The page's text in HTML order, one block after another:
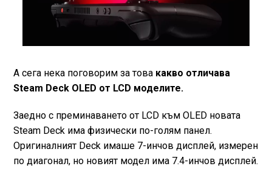
А сега нека поговорим за товакакво отличава
Steam Deck OLED от LCD моделите.
Заедно с преминаването от LCD към OLED новата
Steam Deck има физически по-голям панел.
Оригиналният Deck имаше 7-инчов дисплей, измерен
по диагонал, но новият модел има 7.4-инчов дисплей.